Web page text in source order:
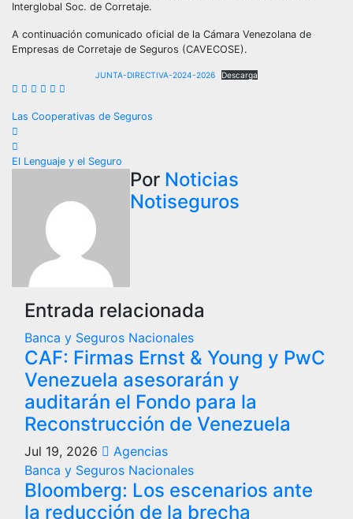
Interglobal Soc. de Corretaje.
A continuación comunicado oficial de la Cámara Venezolana de
Empresas de Corretaje de Seguros (CAVECOSE).
JUNTA-DIRECTIVA-2024-2026 Descarga
Navegación
de
Las Cooperativas de Seguros
El Lenguaje y el Seguro
Por Noticias
Notiseguros
Entrada relacionada
Banca y Seguros Nacionales
CAF: Firmas Ernst & Young y PwC
Venezuela asesorarán y
auditarán el Fondo para la
Reconstrucción de Venezuela
Jul 19, 2026
Agencias
Banca y Seguros Nacionales
Bloomberg: Los escenarios ante
la reducción de la brecha